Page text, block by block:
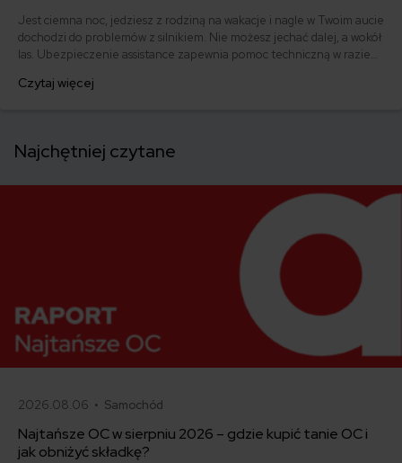
Jest ciemna noc, jedziesz z rodziną na wakacje i nagle w Twoim aucie
dochodzi do problemów z silnikiem. Nie możesz jechać dalej, a wokół
las. Ubezpieczenie assistance zapewnia pomoc techniczną w razie
samochód, assistance może Ci bardzo ułatwić życie.
Czytaj więcej
Najchętniej czytane
2026.08.06 • Samochód
Najtańsze OC w sierpniu 2026 – gdzie kupić tanie OC i
jak obniżyć składkę?